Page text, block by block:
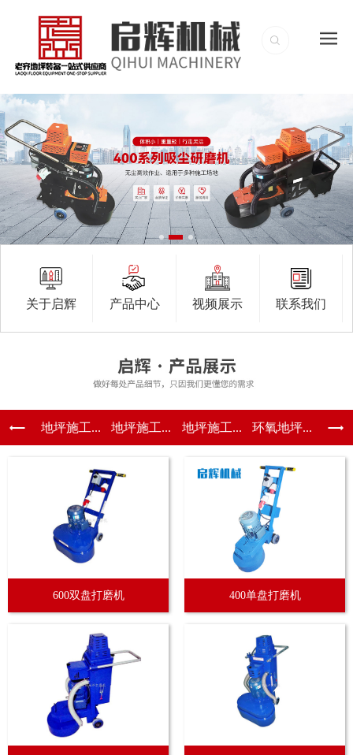
关于启辉 产品中心 视频展示 联系我们
地坪施工... 地坪施工... 地坪施工... 环氧地坪...
600双盘打磨机 400单盘打磨机